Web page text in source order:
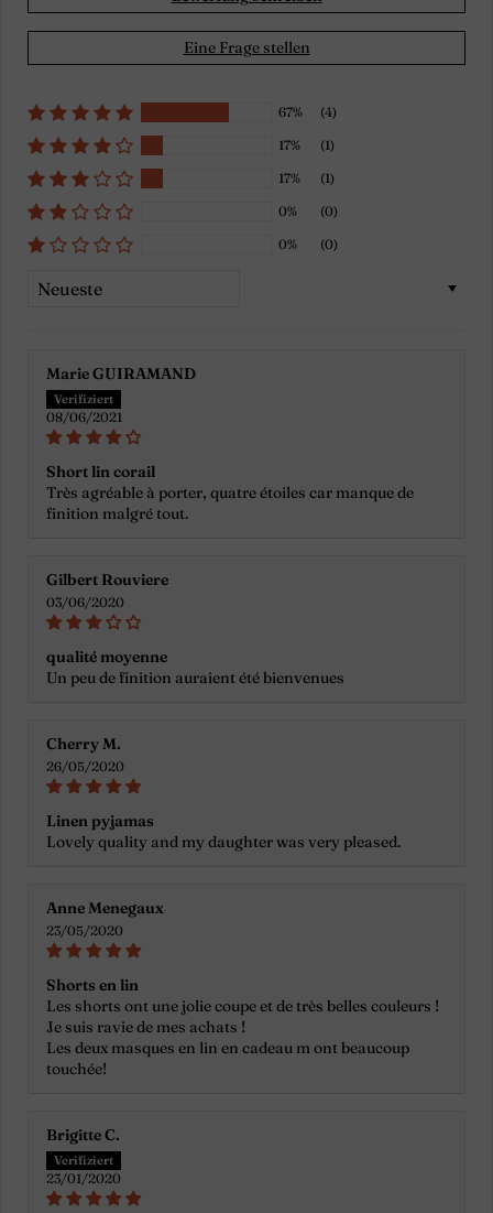
Eine Frage stellen
67%
(4)
17%
(1)
17%
(1)
0%
(0)
0%
(0)
Sort by
Marie GUIRAMAND
08/06/2021
Short lin corail
Très agréable à porter, quatre étoiles car manque de
finition malgré tout.
Gilbert Rouviere
03/06/2020
qualité moyenne
Un peu de finition auraient été bienvenues
Cherry M.
26/05/2020
Linen pyjamas
Lovely quality and my daughter was very pleased.
Anne Menegaux
23/05/2020
Shorts en lin
Les shorts ont une jolie coupe et de très belles couleurs !
Je suis ravie de mes achats !
Les deux masques en lin en cadeau m ont beaucoup
touchée!
Brigitte C.
23/01/2020